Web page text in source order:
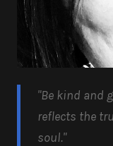
"Be kind and
reflects the
soul."